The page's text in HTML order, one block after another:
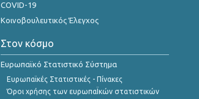
COVID-19
Κοινοβουλευτικός Έλεγχος
Στον κόσμο
Ευρωπαϊκό Στατιστικό Σύστημα
Ευρωπαϊκές Στατιστικές - Πίνακες
Όροι χρήσης των ευρωπαΪκών στατιστικών